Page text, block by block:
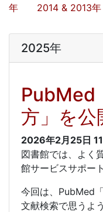
年
2014 & 2013年
2025年
PubMed
方」を公
2026年2月25日
図書館では、よく
館サービスサポー
今回は、PubMed
文献検索で思うよ